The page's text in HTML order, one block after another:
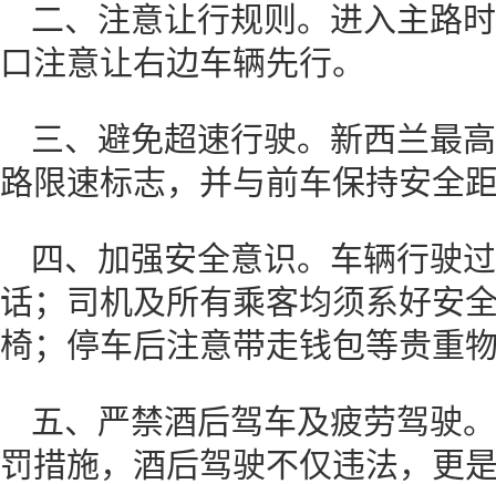
二、注意让行规则。进入主路
口注意让右边车辆先行。
三、避免超速行驶。新西兰最
路限速标志，并与前车保持安全
四、加强安全意识。车辆行驶
话；司机及所有乘客均须系好安
椅；停车后注意带走钱包等贵重
五、严禁酒后驾车及疲劳驾驶
罚措施，酒后驾驶不仅违法，更